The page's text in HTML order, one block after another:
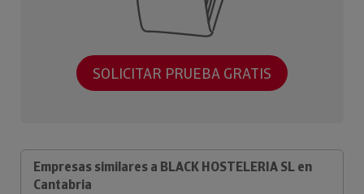
SOLICITAR PRUEBA GRATIS
Empresas similares a BLACK HOSTELERIA SL en
Cantabria